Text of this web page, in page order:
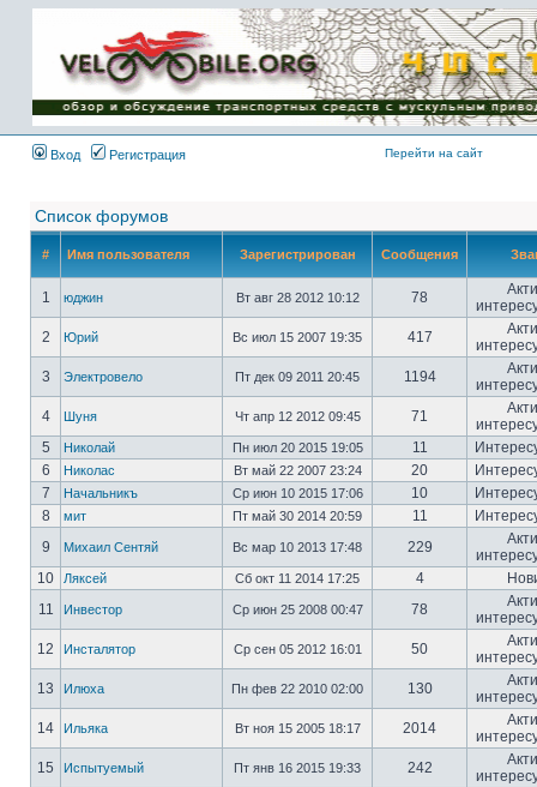
Имя пользователя:
Пароль:
{ LOG_ME_IN_SHORT
}
Вход
Регистрация Перейти на сайт
Список форумов
# Имя пользователя Зарегистрирован Сообщения
1 юджин Вт авг 28 2012 10:12 78
2
Юрий Вс июл 15 2007 19:35 417
3
Электровело Пт дек 09 2011 20:45 1194
4
Шуня Чт апр 12 2012 09:45 71
5
Николай Пн июл 20 2015 19:05 11
6
Николас Вт май 22 2007 23:24 20
7
Начальникъ Ср июн 10 2015 17:06 10
8
мит Пт май 30 2014 20:59 11
9
Михаил Сентяй Вс мар 10 2013 17:48 229
10
Ляксей Сб окт 11 2014 17:25 4
11
Инвестор Ср июн 25 2008 00:47 78
12
Инсталятор Ср сен 05 2012 16:01 50
13
Илюха Пн фев 22 2010 02:00 130
14
Ильяка Вт ноя 15 2005 18:17 2014
15
Испытуемый Пт янв 16 2015 19:33 242